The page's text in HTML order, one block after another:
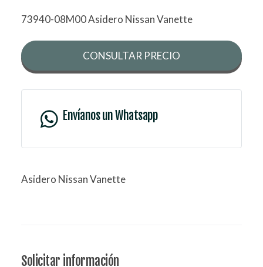
73940-08M00 Asidero Nissan Vanette
CONSULTAR PRECIO
Envíanos un Whatsapp
Asidero Nissan Vanette
Solicitar información